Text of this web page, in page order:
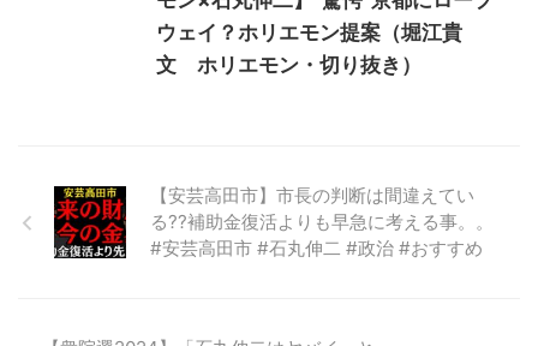
ウェイ？ホリエモン提案（堀江貴
文 ホリエモン・切り抜き）
【安芸高田市】市長の判断は間違えてい
る??補助金復活よりも早急に考える事。。
#安芸高田市 #石丸伸二 #政治 #おすすめ